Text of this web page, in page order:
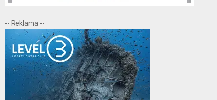
-- Reklama --